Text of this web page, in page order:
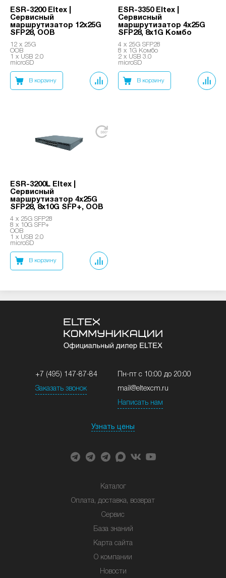
ESR-3200 Eltex |
Сервисный
маршрутизатор 12x25G
SFP28, OOB
12 x 25G
OOB
1 x USB 2.0
microSD
В корзину
ESR-3350 Eltex |
Сервисный
маршрутизатор 4x25G
SFP28, 8x1G Комбо
4 x 25G SFP28
8 x 1G Комбо
2 x USB 3.0
microSD
В корзину
ESR-3200L Eltex |
Сервисный
маршрутизатор 4x25G
SFP28, 8x10G SFP+, OOB
4 x 25G SFP28
8 x 10G SFP+
OOB
1 x USB 2.0
microSD
В корзину
+7 (495) 147-87-84
Заказать звонок
Пн-пт с 10:00 до 20:00
mail@eltexcm.ru
Написать нам
Узнать цены
Каталог
Оплата, доставка, возврат
Сервис
База знаний
Карта сайта
О компании
Новости